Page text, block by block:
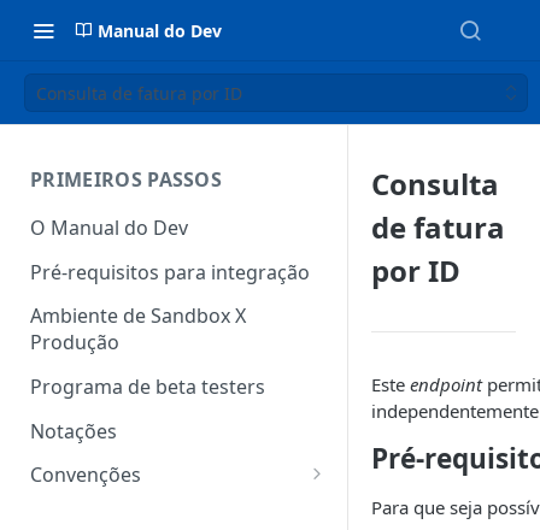
Manual do Dev
Consulta de fatura por ID
PRIMEIROS PASSOS
O Manual do Dev
Pré-requisitos para integração
Ambiente de Sandbox X
Produção
Programa de beta testers
Notações
Convenções
Consulta
de fatura
por ID
Este endpoint
Pré-
Para que seja